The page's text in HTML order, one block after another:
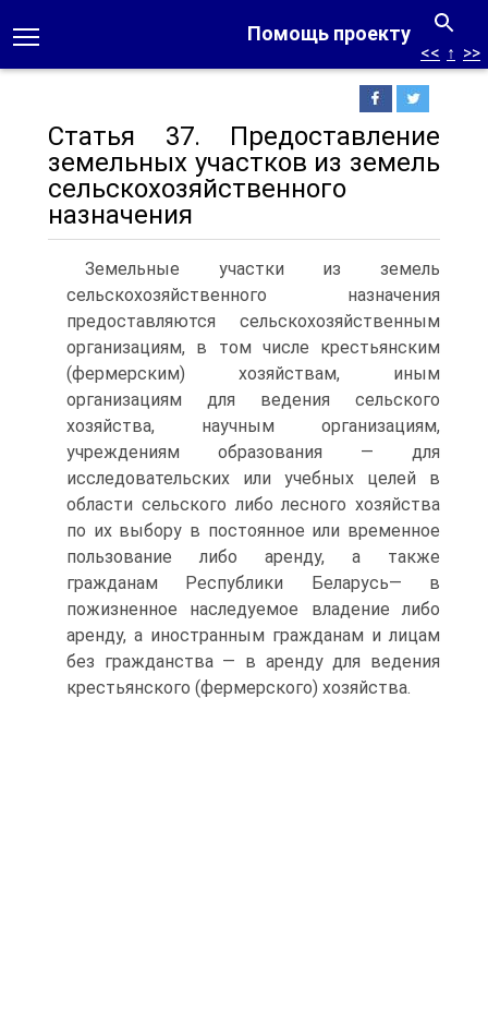
Помощь проекту
<< ↑ >>
Статья 37. Предоставление
земельных участков из земель
сельскохозяйственного
назначения
Земельные участки из земель
сельскохозяйственного назначения
предоставляются сельскохозяйственным
организациям, в том числе крестьянским
(фермерским) хозяйствам, иным
организациям для ведения сельского
хозяйства, научным организациям,
учреждениям образования — для
исследовательских или учебных целей в
области сельского либо лесного хозяйства
по их выбору в постоянное или временное
пользование либо аренду, а также
гражданам Республики Беларусь— в
пожизненное наследуемое владение либо
аренду, а инос­транным гражданам и лицам
без гражданства — в аренду для веде­ния
крестьянского (фермерского) хозяйства.